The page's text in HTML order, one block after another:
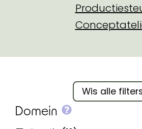
Filter binnen
Wis alle
Domein More info on